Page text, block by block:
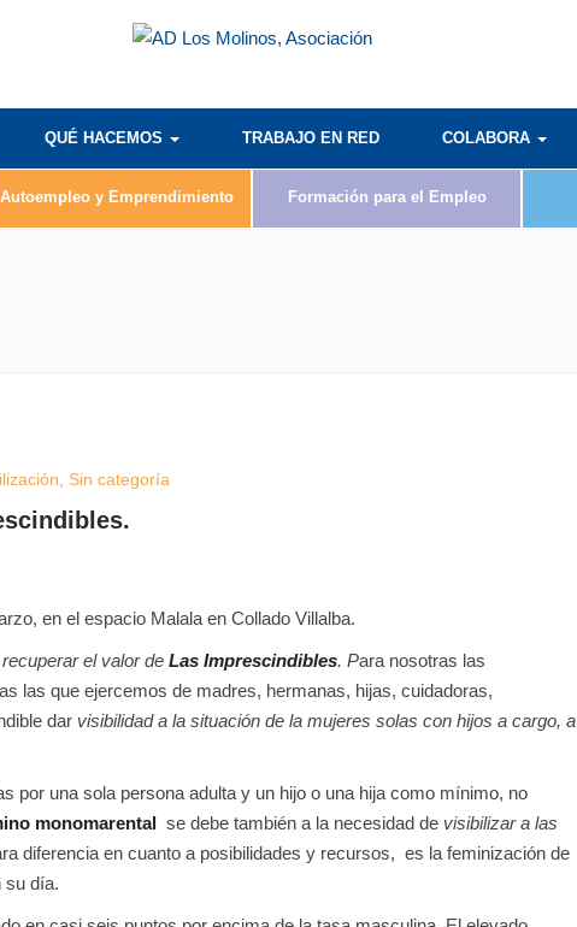
QUÉ HACEMOS TRABAJO EN RED COLABORA
Autoempleo y Emprendimiento Formación para el Empleo
Sin categoría
en el espacio Malala en Collado Villalba.
el valor de Las Imprescindibles. Para nosotras las
las que ejercemos de madres, hermanas, hijas, cuidadoras,
dar visibilidad a la situación de la mujeres solas con hijos a cargo, a
por una sola persona adulta y un hijo o una hija como mínimo, no
monomarental se debe también a la necesidad de visibilizar a las
diferencia en cuanto a posibilidades y recursos, es la feminización de
su día.